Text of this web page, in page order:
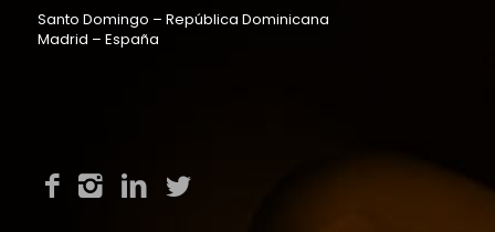
Santo Domingo – República Dominicana
Madrid – España